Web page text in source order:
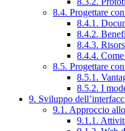
8.4. Progettare
8.4.1.
8.4.2.
8.4.3.
8.4.4.
8.5. Progettare
8.5.1.
8.5.2. I
9. Sviluppo
9.1. Approccio
9.1.1.